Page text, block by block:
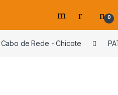
0
Cabo de Rede - Chicote